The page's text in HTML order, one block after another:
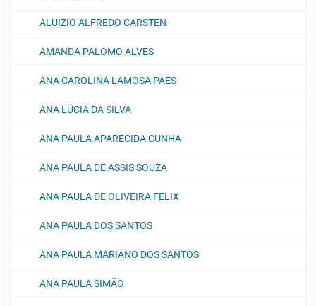
ALUIZIO ALFREDO CARSTEN
AMANDA PALOMO ALVES
ANA CAROLINA LAMOSA PAES
ANA LÚCIA DA SILVA
ANA PAULA APARECIDA CUNHA
ANA PAULA DE ASSIS SOUZA
ANA PAULA DE OLIVEIRA FELIX
ANA PAULA DOS SANTOS
ANA PAULA MARIANO DOS SANTOS
ANA PAULA SIMÃO